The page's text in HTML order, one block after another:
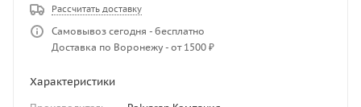
Рассчитать доставку
Самовывоз сегодня - бесплатно
Доставка по Воронежу - от 1500 ₽
Характеристики